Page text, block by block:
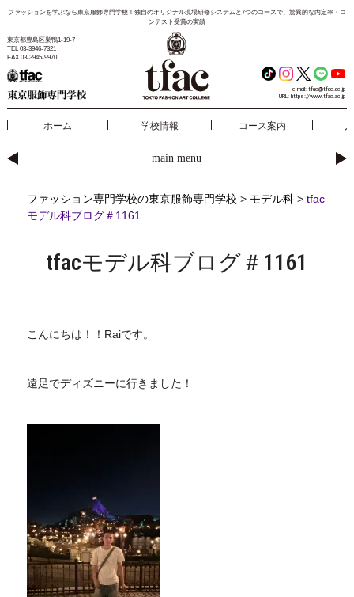
ファッションを学ぶなら東京服飾専門学校！独自のオリジナル現場研修システムと7つのコースで、驚異的な内定率・コ
ンテスト受賞の実績
東京都豊島区巣鴨1-19-7
TEL 03-3946-7321
FAX 03-3945-9970
e-mail: tfac@tfac.ac.jp
URL: https://www.tfac.ac.jp
ホーム 学校情報 コース案内
main menu
ファッション専門学校の東京服飾専門学校 > モデル科> tfac
モデル科ブログ＃1161
tfacモデル科ブログ＃1161
こんにちは！！Raiです。
遠足でディズニーに行きました！